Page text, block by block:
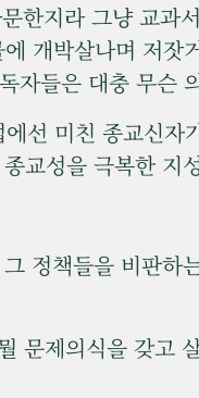
한지라 그냥 교과
개박살나며 저잣
들은 대충 무슨
선 미친 종교신자
교성을 극복한 지
정책들을 비판
문제의식을 갖고